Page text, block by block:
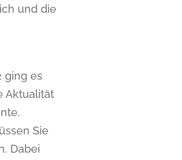
und die
ging es
Aktualität
Sie
Dabei